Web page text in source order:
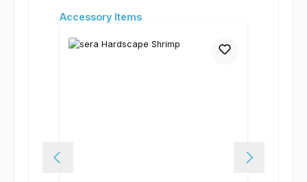
Produktgalerie überspringen
Accessory Items